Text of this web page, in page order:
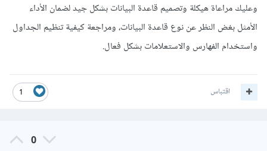
SQLite3: يحظى SQLite3 أيضًا بدعم واسع النطاق، ولكن قد
يكون أقل بعض الشيء من MySQL نظرًا لطبيعته الخفيفة
والموجهة نحو التطبيقات الصغيرة
وعليك مراعاة هيكلة وتصميم قاعدة البيانات بشكل جيد لضمان الأداء
الأمثل بغض النظر عن نوع قاعدة البيانات، ومراجعة كيفية تنظيم الجداول
واستخدام الفهارس والاستعلامات بشكل فعال.
1 اقتباس
0